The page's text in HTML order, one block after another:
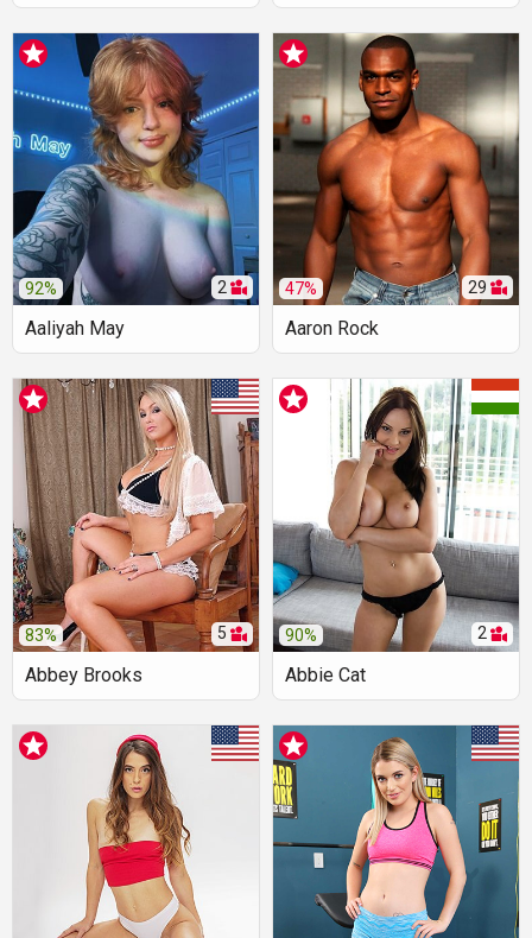
2
92%
Aaliyah May
29
47%
Aaron Rock
5
83%
Abbey Brooks
2
90%
Abbie Cat